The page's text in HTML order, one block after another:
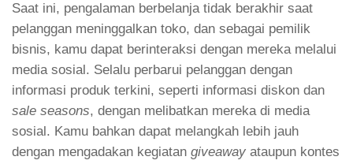
Saat ini, pengalaman berbelanja tidak berakhir saat
pelanggan meninggalkan toko, dan sebagai pemilik
bisnis, kamu dapat berinteraksi dengan mereka melalui
media sosial. Selalu perbarui pelanggan dengan
informasi produk terkini, seperti informasi diskon dan
sale seasons, dengan melibatkan mereka di media
sosial. Kamu bahkan dapat melangkah lebih jauh
dengan mengadakan kegiatan giveaway ataupun kontes